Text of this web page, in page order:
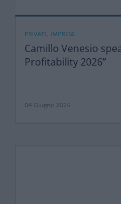
PRIVATI, IMPRESE
Camillo Venesio
Profitability 2026”
04 Giugno 2026